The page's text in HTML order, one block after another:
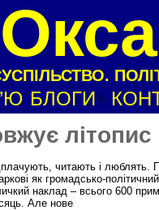
БЛОГИ
літопис
читають і люблять.
як громадсько-
наклад – всього 600
Але нове